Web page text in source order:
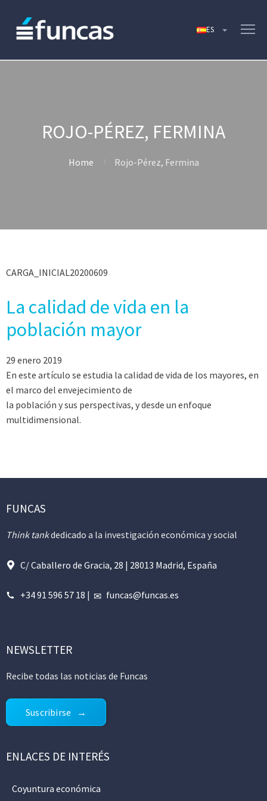
ROJO-PÉREZ, FERMINA
Home Rojo-Pérez, Fermina
CARGA_INICIAL20200609
La calidad de vida en la
población mayor
29 enero 2019
En este artículo se estudia la calidad de vida de los mayores, en
el marco del envejecimiento de
la población y sus perspectivas, y desde un enfoque
multidimensional.
FUNCAS
Think tankdedicado a la investigación económica y social
C/ Caballero de Gracia, 28 | 28013 Madrid, España
+34 91 596 57 18 | funcas@funcas.es
NEWSLETTER
Recibe todas las noticias de Funcas
Suscribirse
ENLACES DE INTERÉS
Coyuntura económica